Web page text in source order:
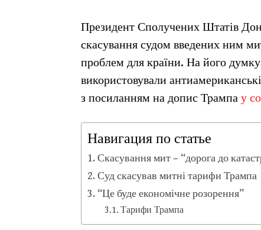
Президент Сполучених Штатів
скасування судом введених ним
проблем для країни. На його
використовували
з посиланням на допис Трампа у
Навигация по статье
Скасування мит – “дорога до
Суд скасував митні тарифи Трампа
“Це буде економічне розорення”
Тарифи Трампа